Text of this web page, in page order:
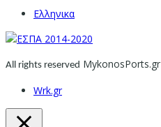
Ελληνικα
All rights reserved MykonosPorts.gr
Wrk.gr